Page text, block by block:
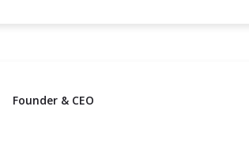
Founder & CEO